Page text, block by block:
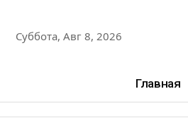
Суббота, Авг 8, 2026
Главная